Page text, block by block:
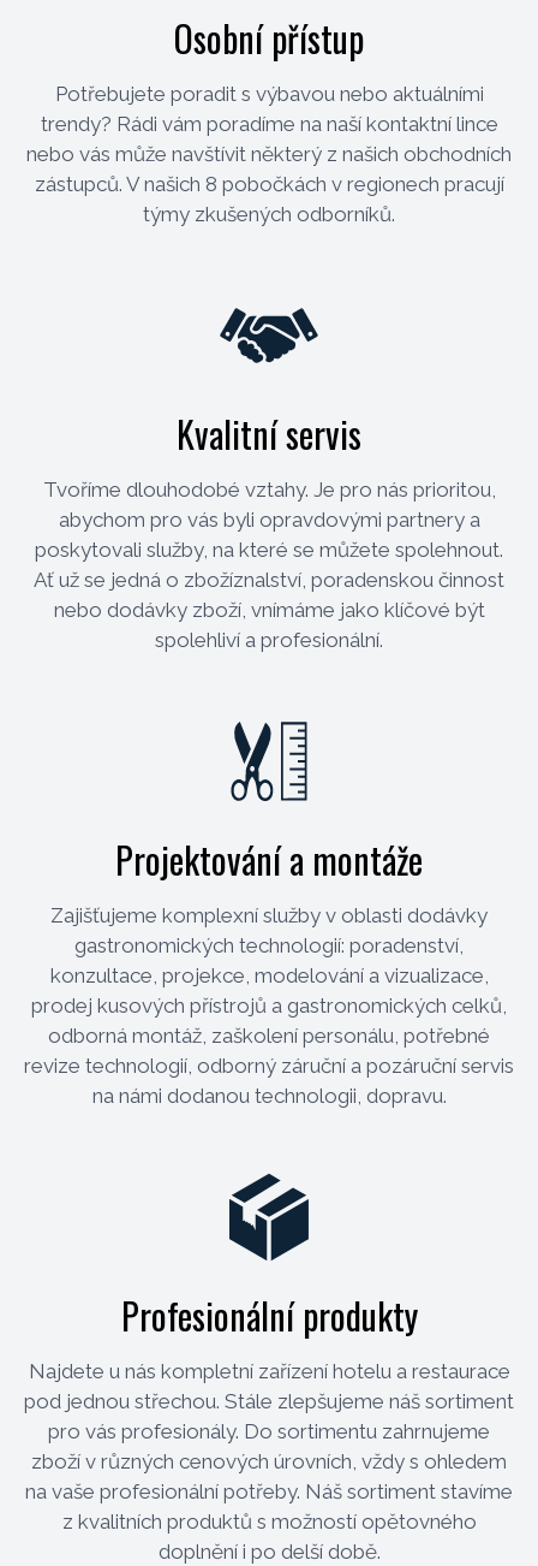
Osobní přístup
Potřebujete poradit s výbavou nebo aktuálními
trendy? Rádi vám poradíme na naší kontaktní lince
nebo vás může navštívit některý z našich obchodních
zástupců. V našich 8 pobočkách v regionech pracují
týmy zkušených odborníků.
Kvalitní servis
Tvoříme dlouhodobé vztahy. Je pro nás prioritou,
abychom pro vás byli opravdovými partnery a
poskytovali služby, na které se můžete spolehnout.
Ať už se jedná o zbožíznalství, poradenskou činnost
nebo dodávky zboží, vnímáme jako klíčové být
spolehliví a profesionální.
Projektování a montáže
Zajišťujeme komplexní služby v oblasti dodávky
gastronomických technologií: poradenství,
konzultace, projekce, modelování a vizualizace,
prodej kusových přístrojů a gastronomických celků,
odborná montáž, zaškolení personálu, potřebné
revize technologií, odborný záruční a pozáruční servis
na námi dodanou technologii, dopravu.
Profesionální produkty
Najdete u nás kompletní zařízení hotelu a restaurace
pod jednou střechou. Stále zlepšujeme náš sortiment
pro vás profesionály. Do sortimentu zahrnujeme
zboží v různých cenových úrovních, vždy s ohledem
na vaše profesionální potřeby. Náš sortiment stavíme
z kvalitních produktů s možností opětovného
doplnění i po delší době.